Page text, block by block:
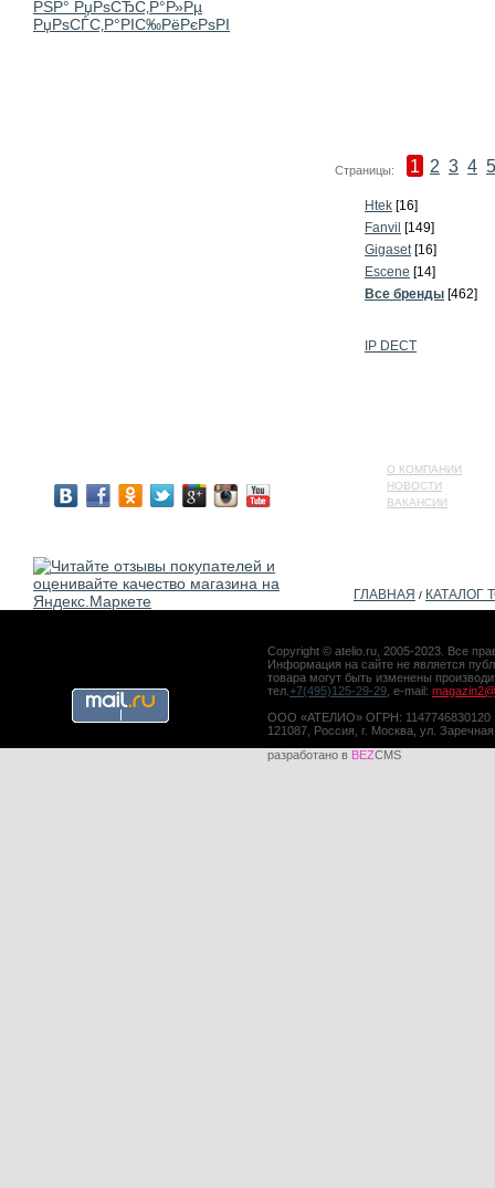
Страницы: 1 2 3 4 5
Htek [16]
Fanvil [149]
Gigaset[16]
Escene [14]
Все бренды [462]
IP DECT
О КОМПАНИИ
НОВОСТИ
ВАКАНСИИ
ГЛАВНАЯ / КАТАЛОГ
Copyright © atelio.ru, 2005-2023. Все
Информация на сайте не является
товара могут быть изменены
тел. +7(495)125-29-29 , e-mail:
ООО «АТЕЛИО» ОГРН: 1147746830120
121087, Россия, г. Москва, ул.
разработано в BEZCMS